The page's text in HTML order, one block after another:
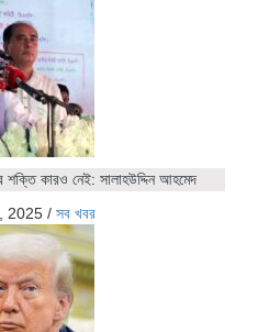
শক্তি কারও নেই: সালাহউদ্দিন আহমেদ
2025 / সব খবর